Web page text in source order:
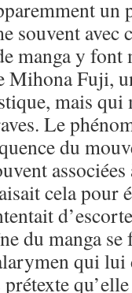
un
souvent avec
manga y font
Mihona Fuji,
mais qui
Le
du
cela pour
du manga
qui